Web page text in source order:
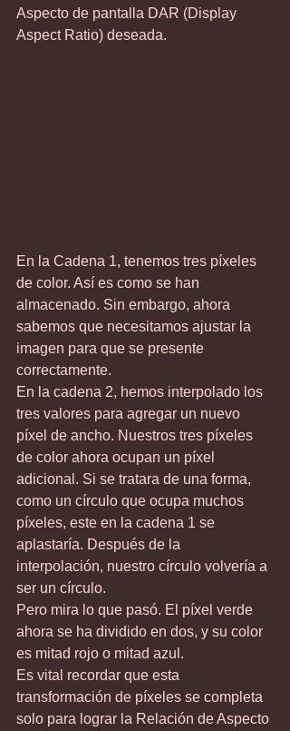
Aspecto de pantalla DAR (Display
Aspect Ratio) deseada.
En la Cadena 1, tenemos tres píxeles
de color. Así es como se han
almacenado. Sin embargo, ahora
sabemos que necesitamos ajustar la
imagen para que se presente
correctamente.
En la cadena 2, hemos interpolado los
tres valores para agregar un nuevo
píxel de ancho. Nuestros tres píxeles
de color ahora ocupan un píxel
adicional. Si se tratara de una forma,
como un círculo que ocupa muchos
píxeles, este en la cadena 1 se
aplastaría. Después de la
interpolación, nuestro círculo volvería a
ser un círculo.
Pero mira lo que pasó. El píxel verde
ahora se ha dividido en dos, y su color
es mitad rojo o mitad azul.
Es vital recordar que esta
transformación de píxeles se completa
solo para lograr la Relación de Aspecto